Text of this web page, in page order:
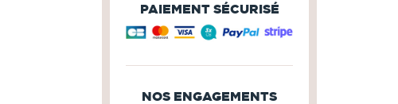
PAIEMENT SÉCURISÉ
NOS ENGAGEMENTS